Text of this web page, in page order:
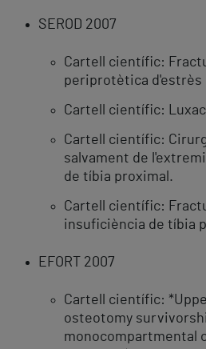
SEROD 2007
Cartell científic:
periprotètica d'estrès
Cartell científic:
Cartell científic:
salvament de
de tíbia proximal.
Cartell científic:
insuficiència de tíbia
EFORT 2007
Cartell científic:
osteotomy
monocompartmental